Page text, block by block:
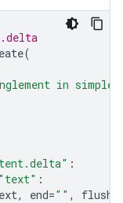
(
in simple
:
"text" :
, end="" , flush